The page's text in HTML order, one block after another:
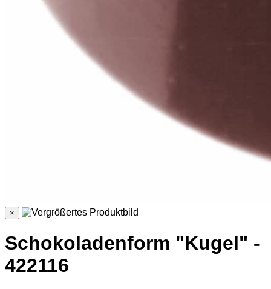
×
Schokoladenform "Kugel" -
422116